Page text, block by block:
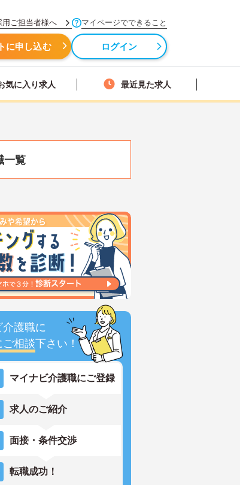
用ご担当者様へ マイページでできること
に申し込む ログイン
気に入り求人 最近見た求人
一覧
介護職に
ご相談下さい！
マイナビ介護職にご登録
求人のご紹介
面接・条件交渉
転職成功！